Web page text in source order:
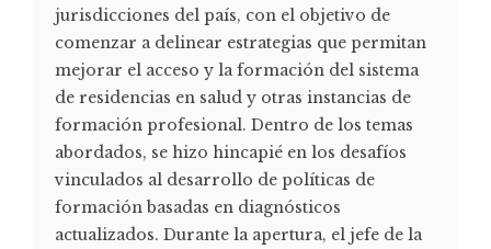
jurisdicciones del país, con el objetivo de
comenzar a delinear estrategias que permitan
mejorar el acceso y la formación del sistema
de residencias en salud y otras instancias de
formación profesional. Dentro de los temas
abordados, se hizo hincapié en los desafíos
vinculados al desarrollo de políticas de
formación basadas en diagnósticos
actualizados. Durante la apertura, el jefe de la